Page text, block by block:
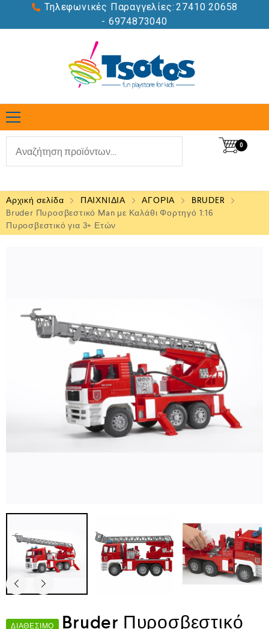
Τηλεφωνικές Παραγγελίες: 27410 20658
- 6974873040
0
Αρχική σελίδα ΠΑΙΧΝΙΔΙΑ ΑΓΟΡΙΑ
BRUDER
Bruder Πυροσβεστικό Man με Καλάθι Φορτηγό 1:16
Πυροσβεστικό για 3+ Ετών
ΔΙΑΘΈΣΙΜΟ
Bruder Πυροσβεστικό